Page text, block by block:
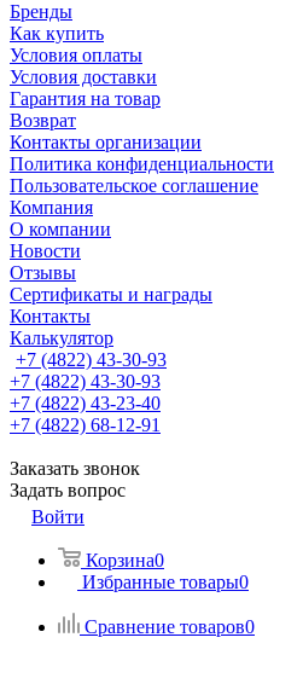
Бренды
Как купить
Условия оплаты
Условия доставки
Гарантия на товар
Возврат
Контакты организации
Политика конфиденциальности
Пользовательское соглашение
Компания
О компании
Новости
Отзывы
Сертификаты и награды
Контакты
Калькулятор
+7 (4822) 43-30-93
+7 (4822) 43-30-93
+7 (4822) 43-23-40
+7 (4822) 68-12-91
Заказать звонок
Задать вопрос
Войти
Корзина0
Избранные товары0
Сравнение товаров0